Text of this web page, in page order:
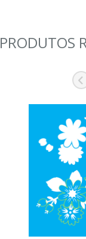
PRODUTOS